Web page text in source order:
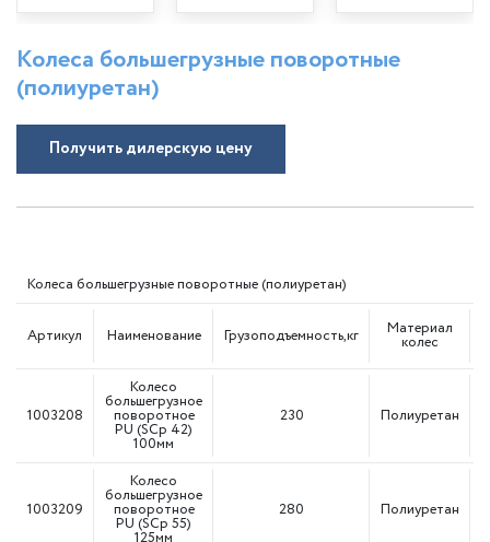
Колеса большегрузные поворотные
(полиуретан)
Получить дилерскую цену
Колеса большегрузные поворотные (полиуретан)
Артикул Наименование Грузоподъемность,кг Материал
колес
1003208
Колесо
большегрузное
поворотное
PU (SCp 42)
100мм
230 Полиуретан
1003209
Колесо
большегрузное
поворотное
PU (SCp 55)
280 Полиуретан